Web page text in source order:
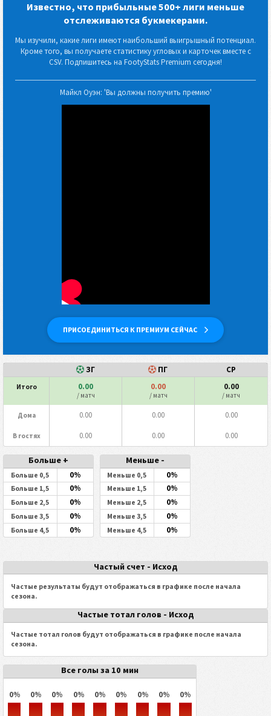
Известно, что прибыльные 500+ лиги меньше
отслеживаются букмекерами.
Мы изучили, какие лиги имеют наибольший выигрышный потенциал.
Кроме того, вы получаете статистику угловых и карточек вместе с
CSV. Подпишитесь на FootyStats Premium сегодня!
ПРИСОЕДИНИТЬСЯ К ПРЕМИУМ СЕЙЧАС
Майкл Оуэн: 'Вы должны получить премию'
ЗГ ПГ СР
Итого 0.00
/ матч
0.00
/ матч
0.00
/ матч
Дома 0.00 0.00 0.00
В гостях 0.00 0.00 0.00
Больше +
Больше 0,5 0%
Больше 1,5 0%
Больше 2,5 0%
Больше 3,5 0%
Больше 4,5 0%
Меньше -
Меньше 0,5 0%
Меньше 1,5 0%
Меньше 2,5 0%
Меньше 3,5 0%
Меньше 4,5 0%
Частый счет - Исход
Частые результаты будут отображаться в графике после начала
сезона.
Частые тотал голов - Исход
Частые тотал голов будут отображаться в графике после начала
сезона.
Все голы за 10 мин
0% 0% 0% 0% 0% 0% 0% 0% 0%